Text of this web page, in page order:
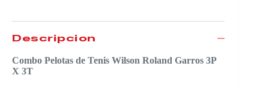
Descripción
Combo Pelotas de Tenis Wilson Roland Garros 3P
X 3T